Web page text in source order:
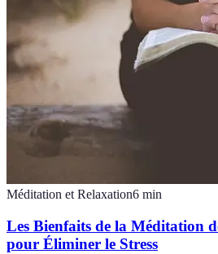
Méditation et Relaxation6 min
Les Bienfaits de la Méditation
pour Éliminer le Stress